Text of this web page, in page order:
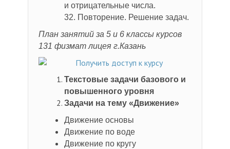
и отрицательные числа.
32. Повторение. Решение задач.
План занятий за 5 и 6 классы курсов
131 физмат лицея г.Казань
Текстовые задачи базового и
повышенного уровня
Задачи на тему «Движение»
Движение основы
Движение по воде
Движение по кругу